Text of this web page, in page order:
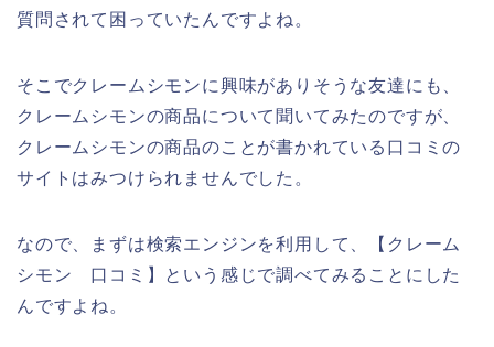
質問されて困っていたんですよね。
そこでクレームシモンに興味がありそうな友達にも、
クレームシモンの商品について聞いてみたのですが、
クレームシモンの商品のことが書かれている口コミの
サイトはみつけられませんでした。
なので、まずは検索エンジンを利用して、【クレーム
シモン 口コミ】という感じで調べてみることにした
んですよね。